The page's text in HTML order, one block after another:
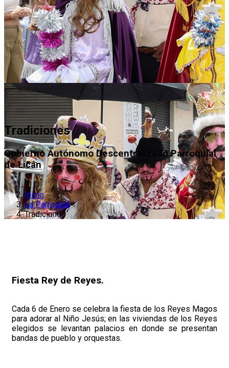
Tradiciones
Gobierno Autónomo Descentralizado Parroquial
de Licán
Inicio
La Parroquia
Tradiciones
Fiesta Rey de Reyes.
Cada 6 de Enero se celebra la fiesta de los Reyes Magos
para adorar al Niño Jesús; en las viviendas de los Reyes
elegidos se levantan palacios en donde se presentan
bandas de pueblo y orquestas.